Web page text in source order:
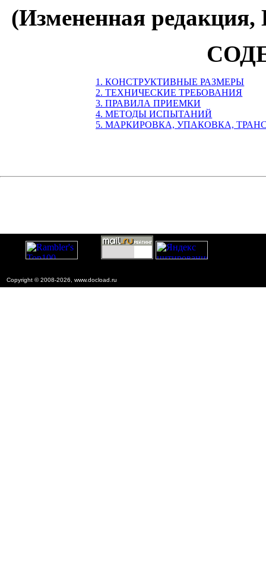
(Измененная
1. КОНСТРУКТИВНЫЕ РАЗМЕРЫ
2. ТЕХНИЧЕСКИЕ ТРЕБОВАНИЯ
3. ПРАВИЛА ПРИЕМКИ
4. МЕТОДЫ ИСПЫТАНИЙ
5. МАРКИРОВКА, УПАКОВКА,
Copyright © 2008-2026, www.docload.ru